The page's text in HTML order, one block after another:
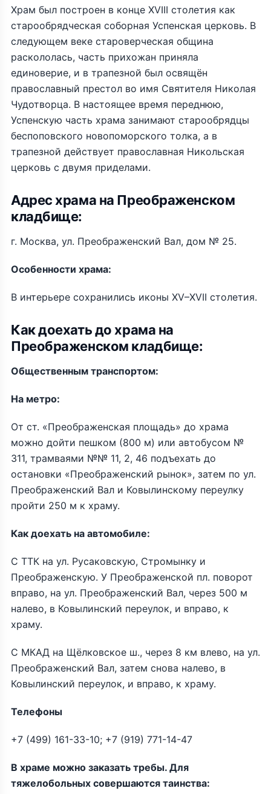
Храм был построен в конце XVIII столетия как
старообрядческая соборная Успенская церковь. В
следующем веке староверческая община
раскололась, часть прихожан приняла
единоверие, и в трапезной был освящён
православный престол во имя Святителя Николая
Чудотворца. В настоящее время переднюю,
Успенскую часть храма занимают старообрядцы
беспоповского новопоморского толка, а в
трапезной действует православная Никольская
церковь с двумя приделами.
Адрес храма на Преображенском
кладбище:
г. Москва, ул. Преображенский Вал, дом № 25.
Особенности храма:
В интерьере сохранились иконы XV–XVII столетия.
Как доехать до храма на
Преображенском кладбище:
Общественным транспортом:
На метро:
От ст. «Преображенская площадь» до храма
можно дойти пешком (800 м) или автобусом №
311, трамваями №№ 11, 2, 46 подъехать до
остановки «Преображенский рынок», затем по ул.
Преображенский Вал и Ковылинскому переулку
пройти 250 м к храму.
Как доехать на автомобиле:
С ТТК на ул. Русаковскую, Стромынку и
Преображенскую. У Преображенской пл. поворот
вправо, на ул. Преображенский Вал, через 500 м
налево, в Ковылинский переулок, и вправо, к
храму.
С МКАД на Щёлковское ш., через 8 км влево, на ул.
Преображенский Вал, затем снова налево, в
Ковылинский переулок, и вправо, к храму.
Телефоны
+7 (499) 161-33-10; +7 (919) 771-14-47
В храме можно заказать требы. Для
тяжелобольных совершаются таинства: